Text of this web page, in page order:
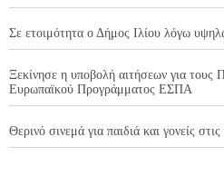
Σε ετοιμότητα ο Δήμος Ιλίου λόγω
Ξεκίνησε η υποβολή αιτήσεων για τους
Ευρωπαϊκού Προγράμματος ΕΣΠΑ
Θερινό σινεμά για παιδιά και γονείς